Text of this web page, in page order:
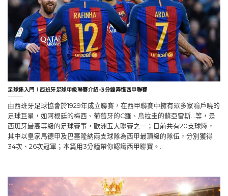
足球迷入門∣西班牙足球甲級聯賽介紹-3分鐘弄懂西甲聯賽
由西班牙足球協會於1929年成立聯賽，在西甲聯賽中擁有眾多家喻戶曉的
足球巨星，如阿根廷的梅西、葡萄牙的C羅、烏拉圭的蘇亞雷斯…等，是
西班牙最高等級的足球賽事，歐洲五大聯賽之一；目前共有20支球隊，
其中以皇家馬德甲及巴塞隆納兩支球隊為西甲最頂級的隊伍，分別獲得
34次、26次冠軍；本篇用3分鐘帶你認識西甲聯賽。..